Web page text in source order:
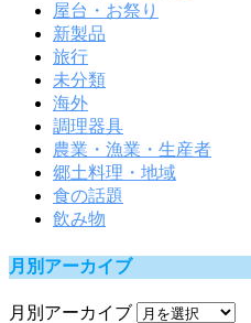
屋台・お祭り
新製品
旅行
未分類
海外
調理器具
農業・漁業・生産者
郷土料理・地域
食の話題
飲み物
月別アーカイブ
月別アーカイブ